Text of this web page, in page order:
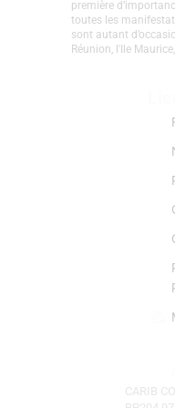
première
toutes les
sont autant
Réunion, l'Ile
CARIB